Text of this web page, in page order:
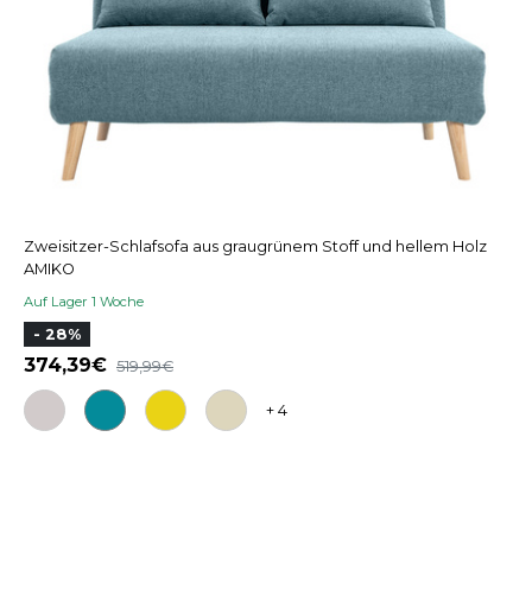
Zweisitzer-Schlafsofa aus graugrünem Stoff und hellem Holz
AMIKO
Auf Lager 1 Woche
- 28%
374,39 519,99
+ 4